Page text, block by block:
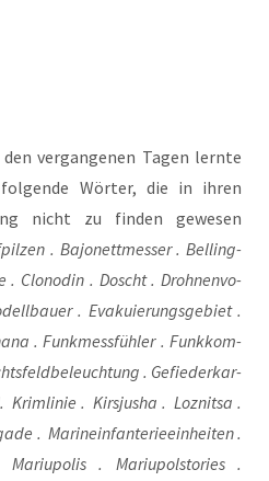
ver­gan­ge­nen Tagen lern­te
fol­gen­de Wör­ter, die in ihren
nicht zu fin­den gewe­sen
. Bajo­nett­mes­ser . Bel­ling­
. Clo­no­din . Doscht . Droh­nen­vo­
. Eva­ku­ie­rungs­ge­biet .
. Funk­mess­füh­ler . Funk­kom­
. Gefie­der­kar­
Krim­li­nie . Kirs­ju­sha . Loz­nit­sa .
. Mari­ne­infan­te­rie­ein­hei­ten .
Mariu­po­lis . Mariu­pols­to­ries .